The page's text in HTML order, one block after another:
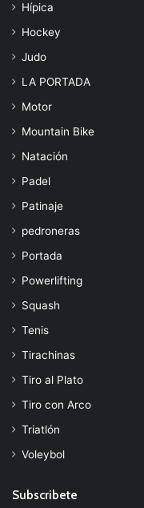
Hípica
Hockey
Judo
LA PORTADA
Motor
Mountain Bike
Natación
Padel
Patinaje
pedroneras
Portada
Powerlifting
Squash
Tenis
Tirachinas
Tiro al Plato
Tiro con Arco
Triatlón
Voleybol
Subscribete